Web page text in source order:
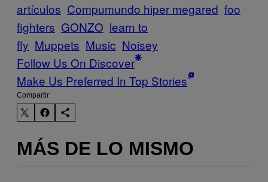
artículos Compumundo hiper megared foo
fighters GONZO learn to
fly Muppets Music Noisey
Follow Us On Discover
Make Us Preferred In Top Stories
Compartir:
MÁS DE LO MISMO